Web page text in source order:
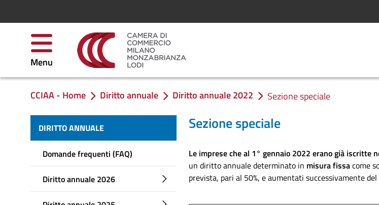
Menu
You are in:
CCIAA - Home Diritto annuale Diritto annuale 2022 Sezione speciale
DIRITTO ANNUALE
Domande frequenti (FAQ)
Diritto annuale 2026
Sezione speciale
Le imprese che al 1° gennaio 2022 erano già iscritte
un diritto annuale determinato in misura fissacome
prevista, pari al 50%, e aumentati successivamente del